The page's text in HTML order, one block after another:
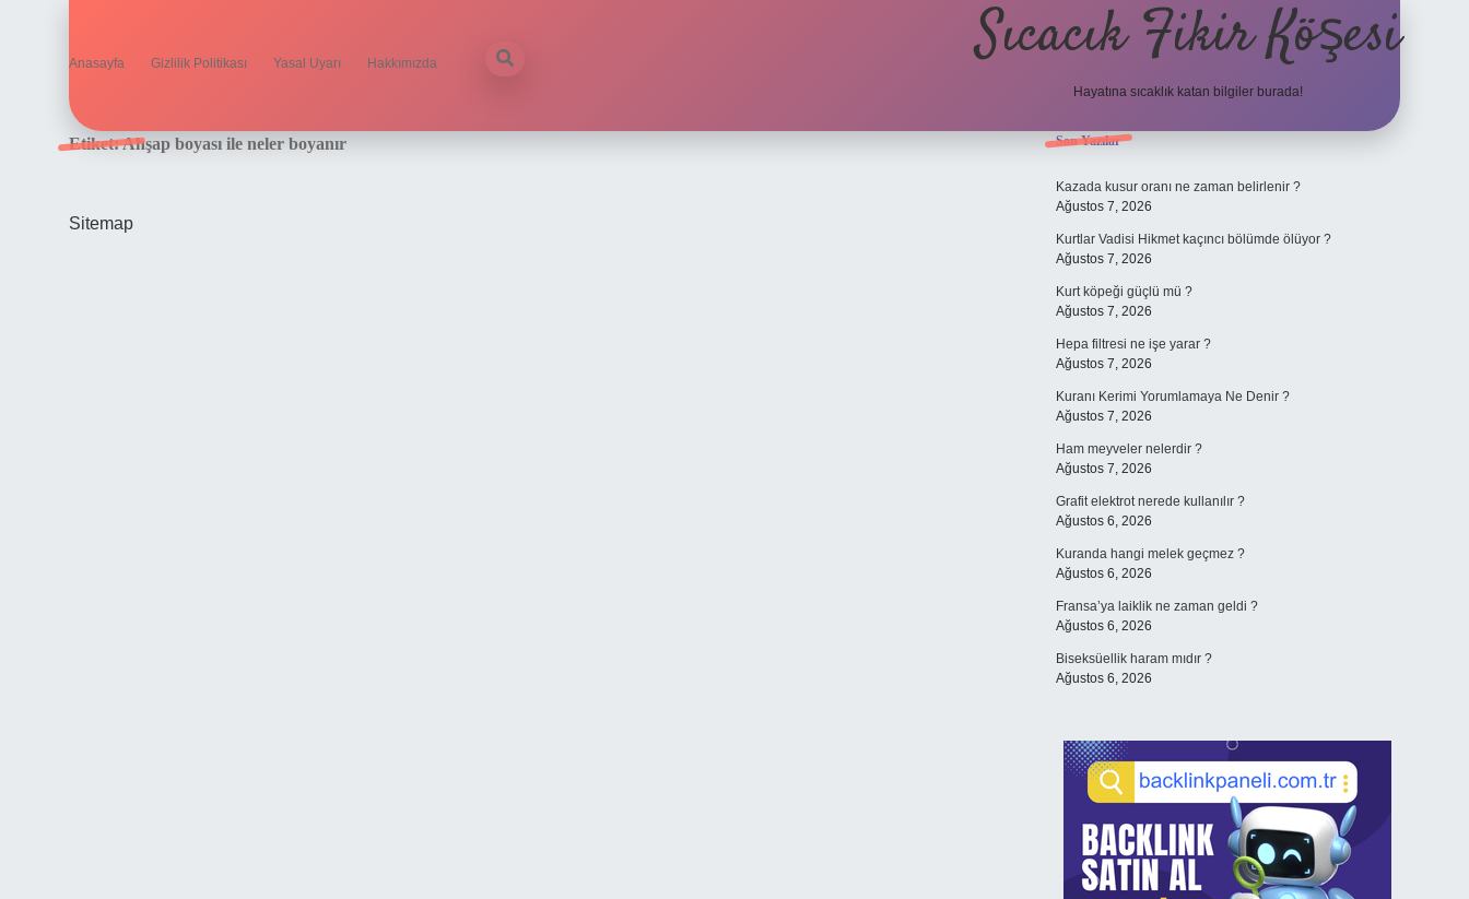
Anasayfa Gizlilik Politikası Yasal Uyarı Hakkımızda Sıcacık Fikir Köşesi
Hayatına sıcaklık katan bilgiler burada!
Etiket:Ahşap boyası ile neler boyanır
Sitemap
Sidebar
Son Yazılar
Kazada kusur oranı ne zaman belirlenir ?
Ağustos 7, 2026
Kurtlar Vadisi Hikmet kaçıncı bölümde ölüyor ?
Ağustos 7, 2026
Kurt köpeği güçlü mü ?
Ağustos 7, 2026
Hepa filtresi ne işe yarar ?
Ağustos 7, 2026
Kuranı Kerimi Yorumlamaya Ne Denir ?
Ağustos 7, 2026
Ham meyveler nelerdir ?
Ağustos 7, 2026
Grafit elektrot nerede kullanılır ?
Ağustos 6, 2026
Kuranda hangi melek geçmez ?
Ağustos 6, 2026
Fransa’ya laiklik ne zaman geldi ?
Ağustos 6, 2026
Biseksüellik haram mıdır ?
Ağustos 6, 2026